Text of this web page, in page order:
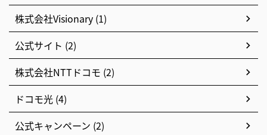
株式会社Visionary (1)
公式サイト (2)
株式会社NTTドコモ (2)
ドコモ光 (4)
公式キャンペーン (2)